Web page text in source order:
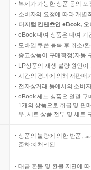
복제가 가능한 상품 등의
소비자의 요청에 따라 개별
디지털 컨텐츠인 eBook,
eBook 대여 상품은 대여 기
모바일 쿠폰 등록 후 취소/
중고상품이 구매확정(자동
LP상품의 재생 불량 원인
시간의 경과에 의해 재판매
전자상거래 등에서의 소비
eBook 세트 상품은 일괄 구
1개의 상품으로 취급 및 판
우, 세트 상품 전부 및 세트
상품의 불량에 의한 반품,
준하여 처리됨
대금 환불 및 환불 지연에